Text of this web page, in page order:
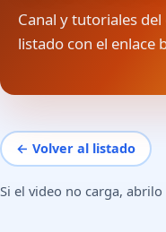
Canal y tutoriales
listado con el enlace
← Volver al listado
Si el video no carga, abrilo